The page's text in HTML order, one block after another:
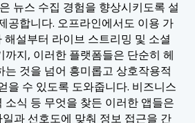
뉴스 수집 경험을 향상시키도록 설
공합니다. 오프라인에서도 이용 가
해설부터 라이브 스트리밍 및 소셜
까지, 이러한 플랫폼들은 단순히 헤
는 것을 넘어 흥미롭고 상호작용적
을 수 있도록 도와줍니다. 비즈니스
소식 등 무엇을 찾든 이러한 앱들은
과 선호도에 맞춰 정보 접근을 간